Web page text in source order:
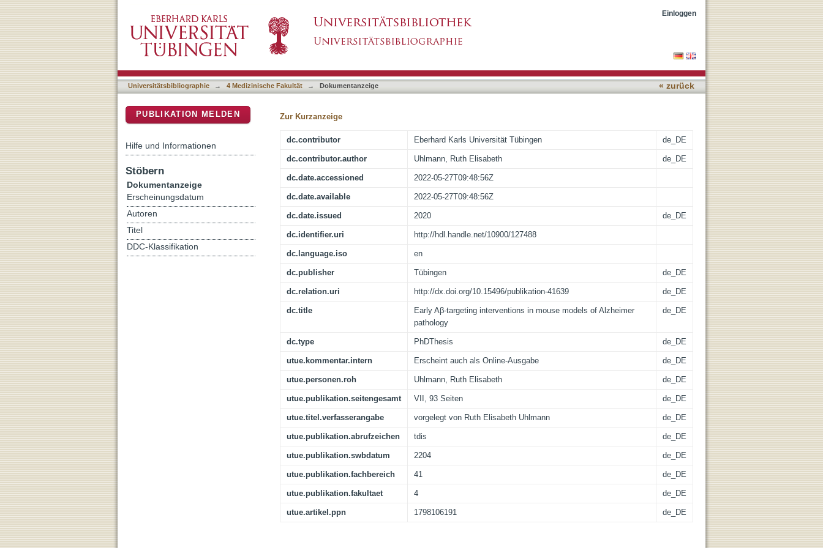
Einloggen
Universitätsbibliographie → 4 Medizinische Fakultät → Dokumentanzeige « zurück
Zur Kurzanzeige
dc.contributor Eberhard Karls Universität Tübingen de_DE
dc.contributor.author Uhlmann, Ruth Elisabeth de_DE
dc.date.accessioned 2022-05-27T09:48:56Z
dc.date.available 2022-05-27T09:48:56Z
dc.date.issued 2020 de_DE
dc.identifier.uri http://hdl.handle.net/10900/127488
dc.language.iso en
dc.publisher Tübingen de_DE
dc.relation.uri http://dx.doi.org/10.15496/publikation-41639 de_DE
dc.title
Early Aβ-targeting interventions in mouse models of Alzheimer
pathology
de_DE
dc.type PhDThesis de_DE
utue.kommentar.intern Erscheint auch als Online-Ausgabe de_DE
utue.personen.roh Uhlmann, Ruth Elisabeth de_DE
utue.publikation.seitengesamt VII, 93 Seiten de_DE
utue.titel.verfasserangabe vorgelegt von Ruth Elisabeth Uhlmann de_DE
utue.publikation.abrufzeichen tdis de_DE
utue.publikation.swbdatum 2204 de_DE
utue.publikation.fachbereich 41 de_DE
utue.publikation.fakultaet 4 de_DE
utue.artikel.ppn 1798106191 de_DE
PUBLIKATION MELDEN
Hilfe und Informationen
Stöbern
Dokumentanzeige
Erscheinungsdatum
Autoren
Titel
DDC-Klassifikation